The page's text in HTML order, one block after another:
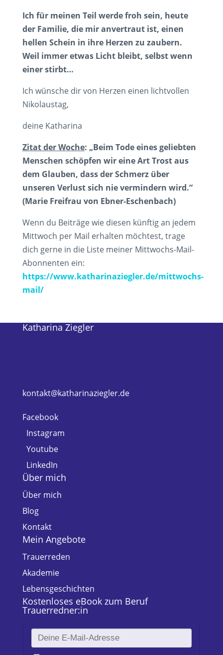
Ich für meinen Teil werde froh sein, heute
der Familie, die mir anvertraut ist, einen
hellen Schein in ihre Herzen zu zaubern.
Weil immer etwas Licht bleibt, selbst wenn
einer stirbt…
Ich wünsche dir von Herzen einen lichtvollen
Nikolaustag,
deine Katharina
Zitat der Woche: „Beim Tode eines geliebten
Menschen schöpfen wir eine Art Trost aus
dem Glauben, dass der Schmerz über
unseren Verlust sich nie vermindern wird.“
(Marie Freifrau von Ebner-Eschenbach)
Wenn du Beiträge wie diesen künftig an jedem
Mittwoch per Mail erhalten möchtest, trage
dich gerne in die Liste meiner Mittwochs-Mail-
Abonnenten ein:
https://www.katharinaziegler.de/mittwochs-
mail/
Katharina Ziegler
kontakt@katharinaziegler.de
Facebook
Instagram
Youtube
LinkedIn
Über mich
Über mich
Blog
Kontakt
Mein Angebote
Trauerreden
Akademie
Lebensgeschichten
Kostenloses eBook zum Beruf
Trauerredner:in